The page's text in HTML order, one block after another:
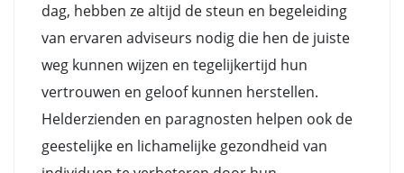
dag, hebben ze altijd de steun en begeleiding
van ervaren adviseurs nodig die hen de juiste
weg kunnen wijzen en tegelijkertijd hun
vertrouwen en geloof kunnen herstellen.
Helderzienden en paragnosten helpen ook de
geestelijke en lichamelijke gezondheid van